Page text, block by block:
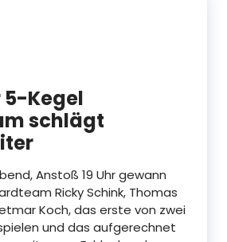
Kegel
schlägt
Anstoß 19 Uhr gewann
Ricky Schink, Thomas
Koch, das erste von zwei
und das aufgerechnet